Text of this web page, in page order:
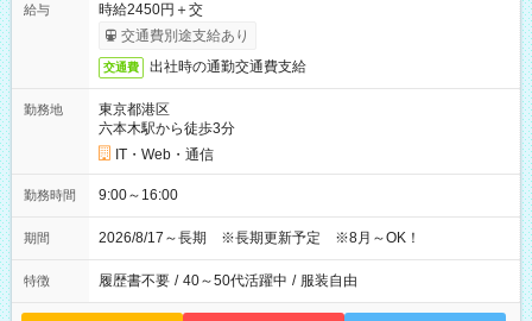
給与
時給2450円＋交
交通費別途支給あり
交通費 出社時の通勤交通費支給
勤務地
東京都港区
六本木駅から徒歩3分
IT・Web・通信
勤務時間 9:00～16:00
期間 2026/8/17～長期 ※長期更新予定 ※8月～OK！
特徴 履歴書不要 / 40～50代活躍中 / 服装自由